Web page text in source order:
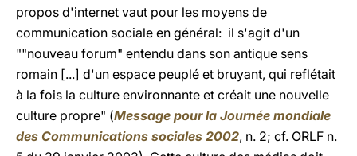
propos d'internet vaut pour les moyens de
communication sociale en général: il s'agit d'un
""nouveau forum" entendu dans son antique sens
romain [...] d'un espace peuplé et bruyant, qui reflétait
à la fois la culture environnante et créait une nouvelle
culture propre" (Message pour la Journée mondiale
des Communications sociales 2002, n. 2; cf. ORLF n.